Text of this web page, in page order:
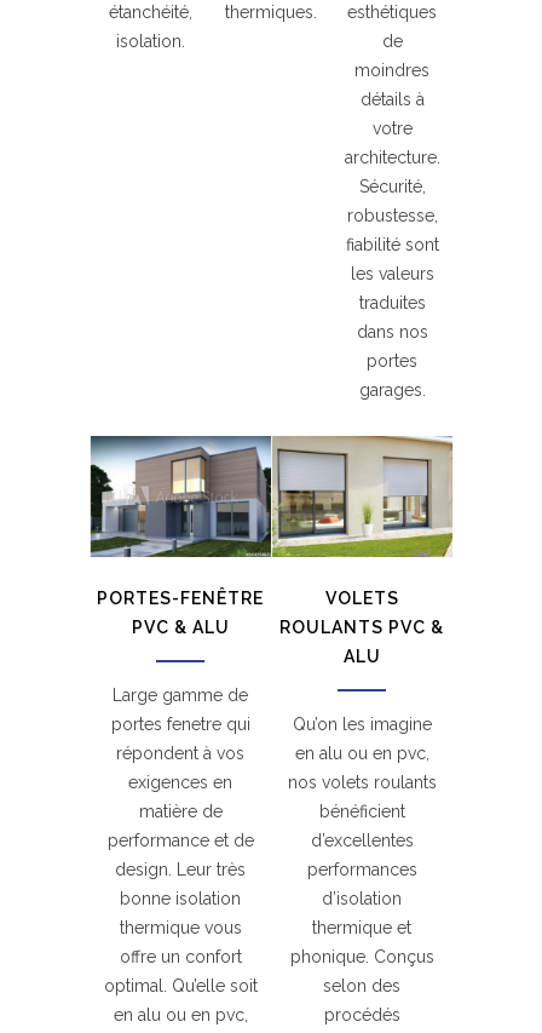
étanchéité,
isolation.
thermiques.
esthétiques
de
moindres
détails à
votre
architecture.
Sécurité,
robustesse,
fiabilité sont
les valeurs
traduites
dans nos
portes
garages.
PORTES-FENÊTRE
PVC & ALU
Large gamme de
portes fenetre qui
répondent à vos
exigences en
matière de
performance et de
design. Leur très
bonne isolation
thermique vous
offre un confort
optimal. Qu’elle soit
en alu ou en pvc,
VOLETS
ROULANTS PVC &
ALU
Qu’on les imagine
en alu ou en pvc,
nos volets roulants
bénéficient
d’excellentes
performances
d’isolation
thermique et
phonique. Conçus
selon des
procédés